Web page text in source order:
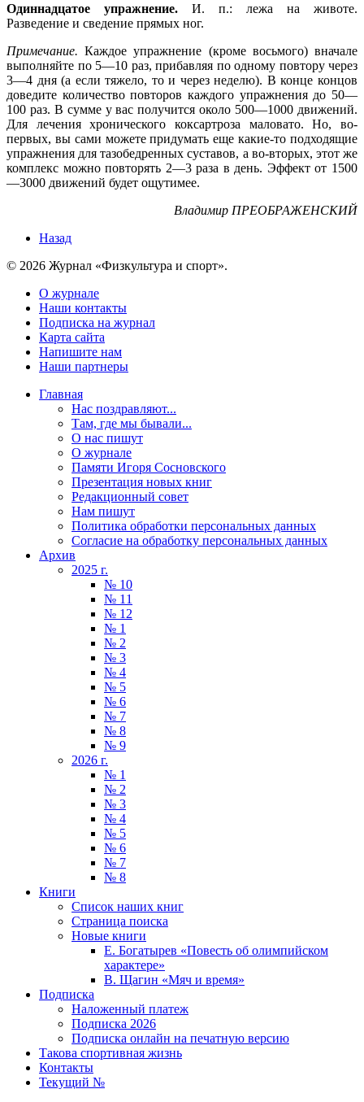
Одиннадцатое упражнение. И. п.: лежа на животе.
Разведение и сведение прямых ног.
Примечание. Каждое упражнение (кроме восьмого) вначале
выполняйте по 5—10 раз, прибавляя по одному повтору через
3—4 дня (а если тяжело, то и через неделю). В конце концов
доведите количество повторов каждого упражнения до 50—
100 раз. В сумме у вас получится около 500—1000 движений.
Для лечения хронического коксартроза маловато. Но, во-
первых, вы сами можете придумать еще какие-то подходящие
упражнения для тазобедренных суставов, а во-вторых, этот же
комплекс можно повторять 2—3 раза в день. Эффект от 1500
—3000 движений будет ощутимее.
Владимир ПРЕОБРАЖЕНСКИЙ
Назад
© 2026 Журнал «Физкультура и спорт».
О журнале
Наши контакты
Подписка на журнал
Карта сайта
Напишите нам
Наши партнеры
Главная
Нас поздравляют...
Там, где мы бывали...
О нас пишут
О журнале
Памяти Игоря Сосновского
Презентация новых книг
Редакционный совет
Нам пишут
Политика обработки персональных данных
Согласие на обработку персональных данных
Архив
2025 г.
№ 10
№ 11
№ 12
№ 1
№ 2
№ 3
№ 4
№ 5
№ 6
№ 7
№ 8
№ 9
2026 г.
№ 1
№ 2
№ 3
№ 4
№ 5
№ 6
№ 7
№ 8
Книги
Список наших книг
Страница поиска
Новые книги
Е. Богатырев «Повесть об олимпийском
характере»
В. Щагин «Мяч и время»
Подписка
Наложенный платеж
Подписка 2026
Подписка онлайн на печатную версию
Такова спортивная жизнь
Контакты
Текущий №